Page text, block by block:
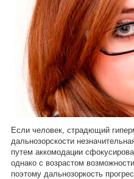
Если человек, страдющий
дальнозорскости
путем аккомодации
однако с возрастом
поэтому дальнозоркость